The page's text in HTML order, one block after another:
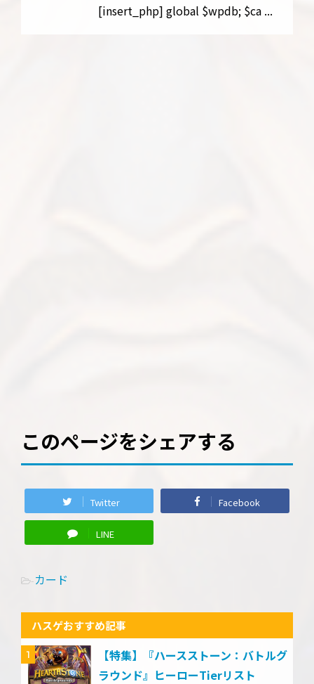
[insert_php] global $wpdb; $ca ...
このページをシェアする
Twitter Facebook
LINE
-カード
ハスゲおすすめ記事
1
【特集】『ハースストーン：バトルグ
ラウンド』ヒーローTierリスト